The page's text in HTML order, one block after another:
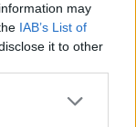
may
IAB’s List of
it to other
i świadectwo
Życia”